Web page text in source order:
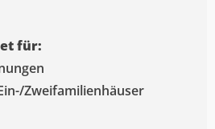
für:
Zweifamilienhäuser